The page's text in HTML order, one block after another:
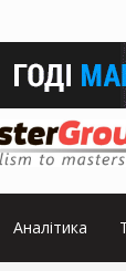
Аналітика